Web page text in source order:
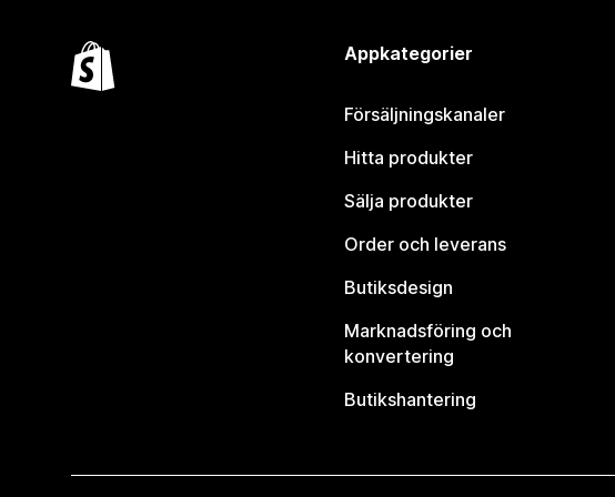
Appkategorier
Försäljningskanaler
Hitta produkter
Sälja produkter
Order och leverans
Butiksdesign
Marknadsföring och
konvertering
Butikshantering